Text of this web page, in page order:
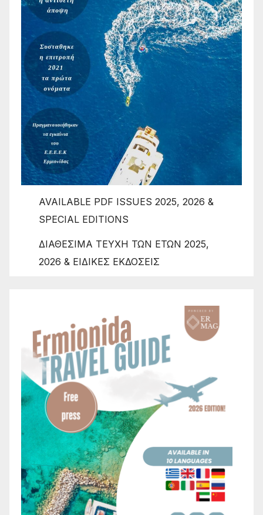
AVAILABLE PDF ISSUES 2025, 2026 &
SPECIAL EDITIONS
ΔΙΑΘΕΣΙΜΑ ΤΕΥΧΗ ΤΩΝ ΕΤΩΝ 2025,
2026 & ΕΙΔΙΚΕΣ ΕΚΔΟΣΕΙΣ